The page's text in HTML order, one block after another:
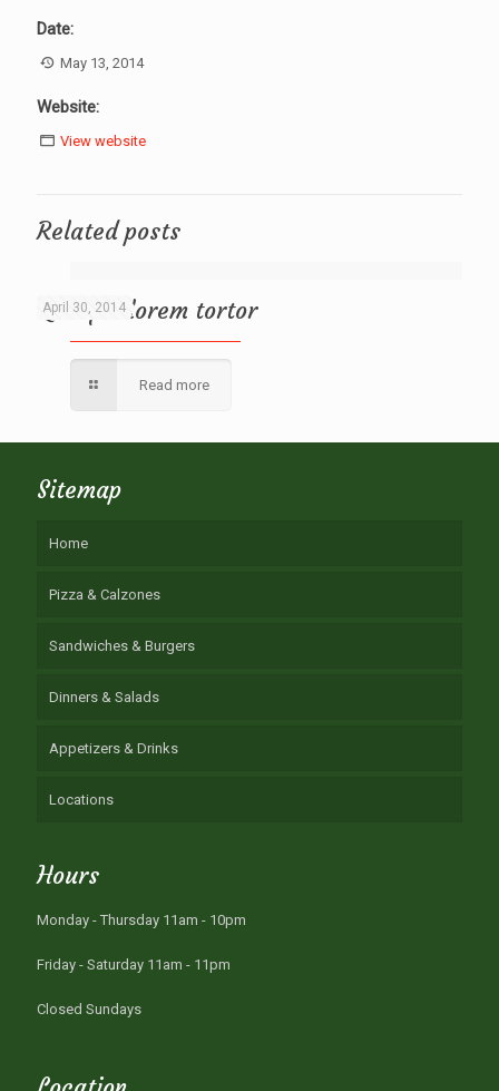
Date:
May 13, 2014
Website:
View website
Related posts
April 30, 2014
Quisque lorem tortor
Read more
Sitemap
Home
Pizza & Calzones
Sandwiches & Burgers
Dinners & Salads
Appetizers & Drinks
Locations
Hours
Monday - Thursday 11am - 10pm
Friday - Saturday 11am - 11pm
Closed Sundays